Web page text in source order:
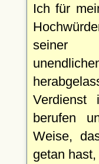
Ich für
seiner
Verdienst
berufen
Weise,
getan